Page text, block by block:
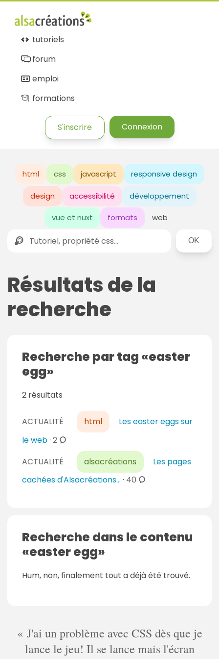
tutoriels
forum
emploi
formations
S'inscrire Connexion
html css javascript responsive design
design accessibilité développement
vue et nuxt formats web
Rechercher
Résultats de la
recherche
Recherche par tag
easter
egg
2 résultats
ACTUALITÉ html
Les easter eggs sur
le web· 2c
m
m
i
r
s
ACTUALITÉ alsacréations
Les pages
cachées d'Alsacréations... · 40 c
n
i
Recherche dans le contenu
easter egg
Hum, non, finalement tout a déjà été trouvé.
J'ai un problème avec CSS dès que je
lance le jeu! Il se lance mais l'écran